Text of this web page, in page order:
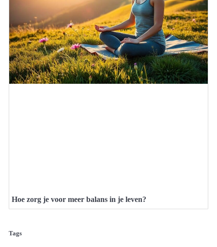
Hoe zorg je voor meer balans in je leven?
Tags